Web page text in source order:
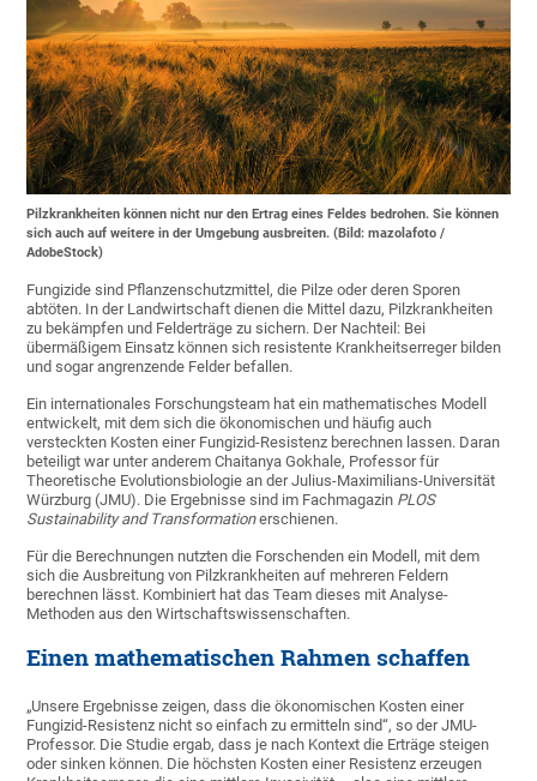
Pilzkrankheiten können nicht nur den Ertrag eines Feldes bedrohen. Sie können
sich auch auf weitere in der Umgebung ausbreiten. (Bild: mazolafoto /
AdobeStock)
Fungizide sind Pflanzenschutzmittel, die Pilze oder deren Sporen
abtöten. In der Landwirtschaft dienen die Mittel dazu, Pilzkrankheiten
zu bekämpfen und Felderträge zu sichern. Der Nachteil: Bei
übermäßigem Einsatz können sich resistente Krankheitserreger bilden
und sogar angrenzende Felder befallen.
Ein internationales Forschungsteam hat ein mathematisches Modell
entwickelt, mit dem sich die ökonomischen und häufig auch
versteckten Kosten einer Fungizid-Resistenz berechnen lassen. Daran
beteiligt war unter anderem Chaitanya Gokhale, Professor für
Theoretische Evolutionsbiologie an der Julius-Maximilians-Universität
Würzburg (JMU). Die Ergebnisse sind im Fachmagazin PLOS
Sustainability and Transformationerschienen.
Für die Berechnungen nutzten die Forschenden ein Modell, mit dem
sich die Ausbreitung von Pilzkrankheiten auf mehreren Feldern
berechnen lässt. Kombiniert hat das Team dieses mit Analyse-
Methoden aus den Wirtschaftswissenschaften.
Einen mathematischen Rahmen schaffen
„Unsere Ergebnisse zeigen, dass die ökonomischen Kosten einer
Fungizid-Resistenz nicht so einfach zu ermitteln sind“, so der JMU-
Professor. Die Studie ergab, dass je nach Kontext die Erträge steigen
oder sinken können. Die höchsten Kosten einer Resistenz erzeugen